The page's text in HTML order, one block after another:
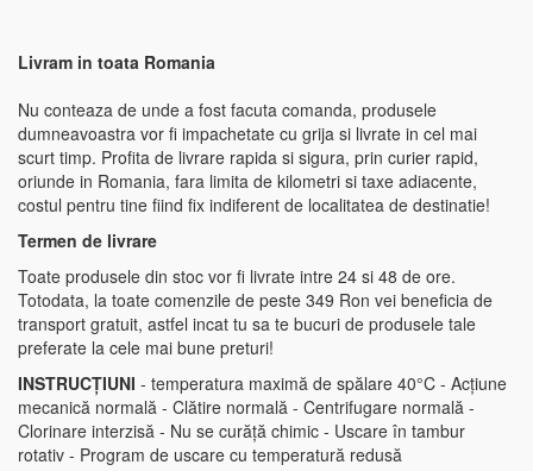
Livram in toata Romania
Nu conteaza de unde a fost facuta comanda, produsele
dumneavoastra vor fi impachetate cu grija si livrate in cel mai
scurt timp. Profita de livrare rapida si sigura, prin curier rapid,
oriunde in Romania, fara limita de kilometri si taxe adiacente,
costul pentru tine fiind fix indiferent de localitatea de destinatie!
Termen de livrare
Toate produsele din stoc vor fi livrate intre 24 si 48 de ore.
Totodata, la toate comenzile de peste 349 Ron vei beneficia de
transport gratuit, astfel incat tu sa te bucuri de produsele tale
preferate la cele mai bune preturi!
INSTRUCȚIUNI - temperatura maximă de spălare 40°C - Acțiune
mecanică normală - Clătire normală - Centrifugare normală -
Clorinare interzisă - Nu se curăță chimic - Uscare în tambur
rotativ - Program de uscare cu temperatură redusă